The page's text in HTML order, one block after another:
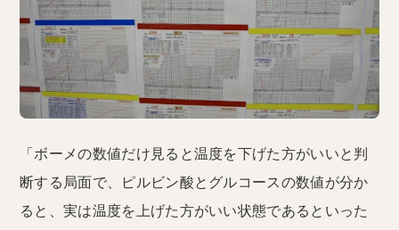
「ボーメの数値だけ見ると温度を下げた方がいいと判
断する局面で、ピルビン酸とグルコースの数値が分か
ると、実は温度を上げた方がいい状態であるといった